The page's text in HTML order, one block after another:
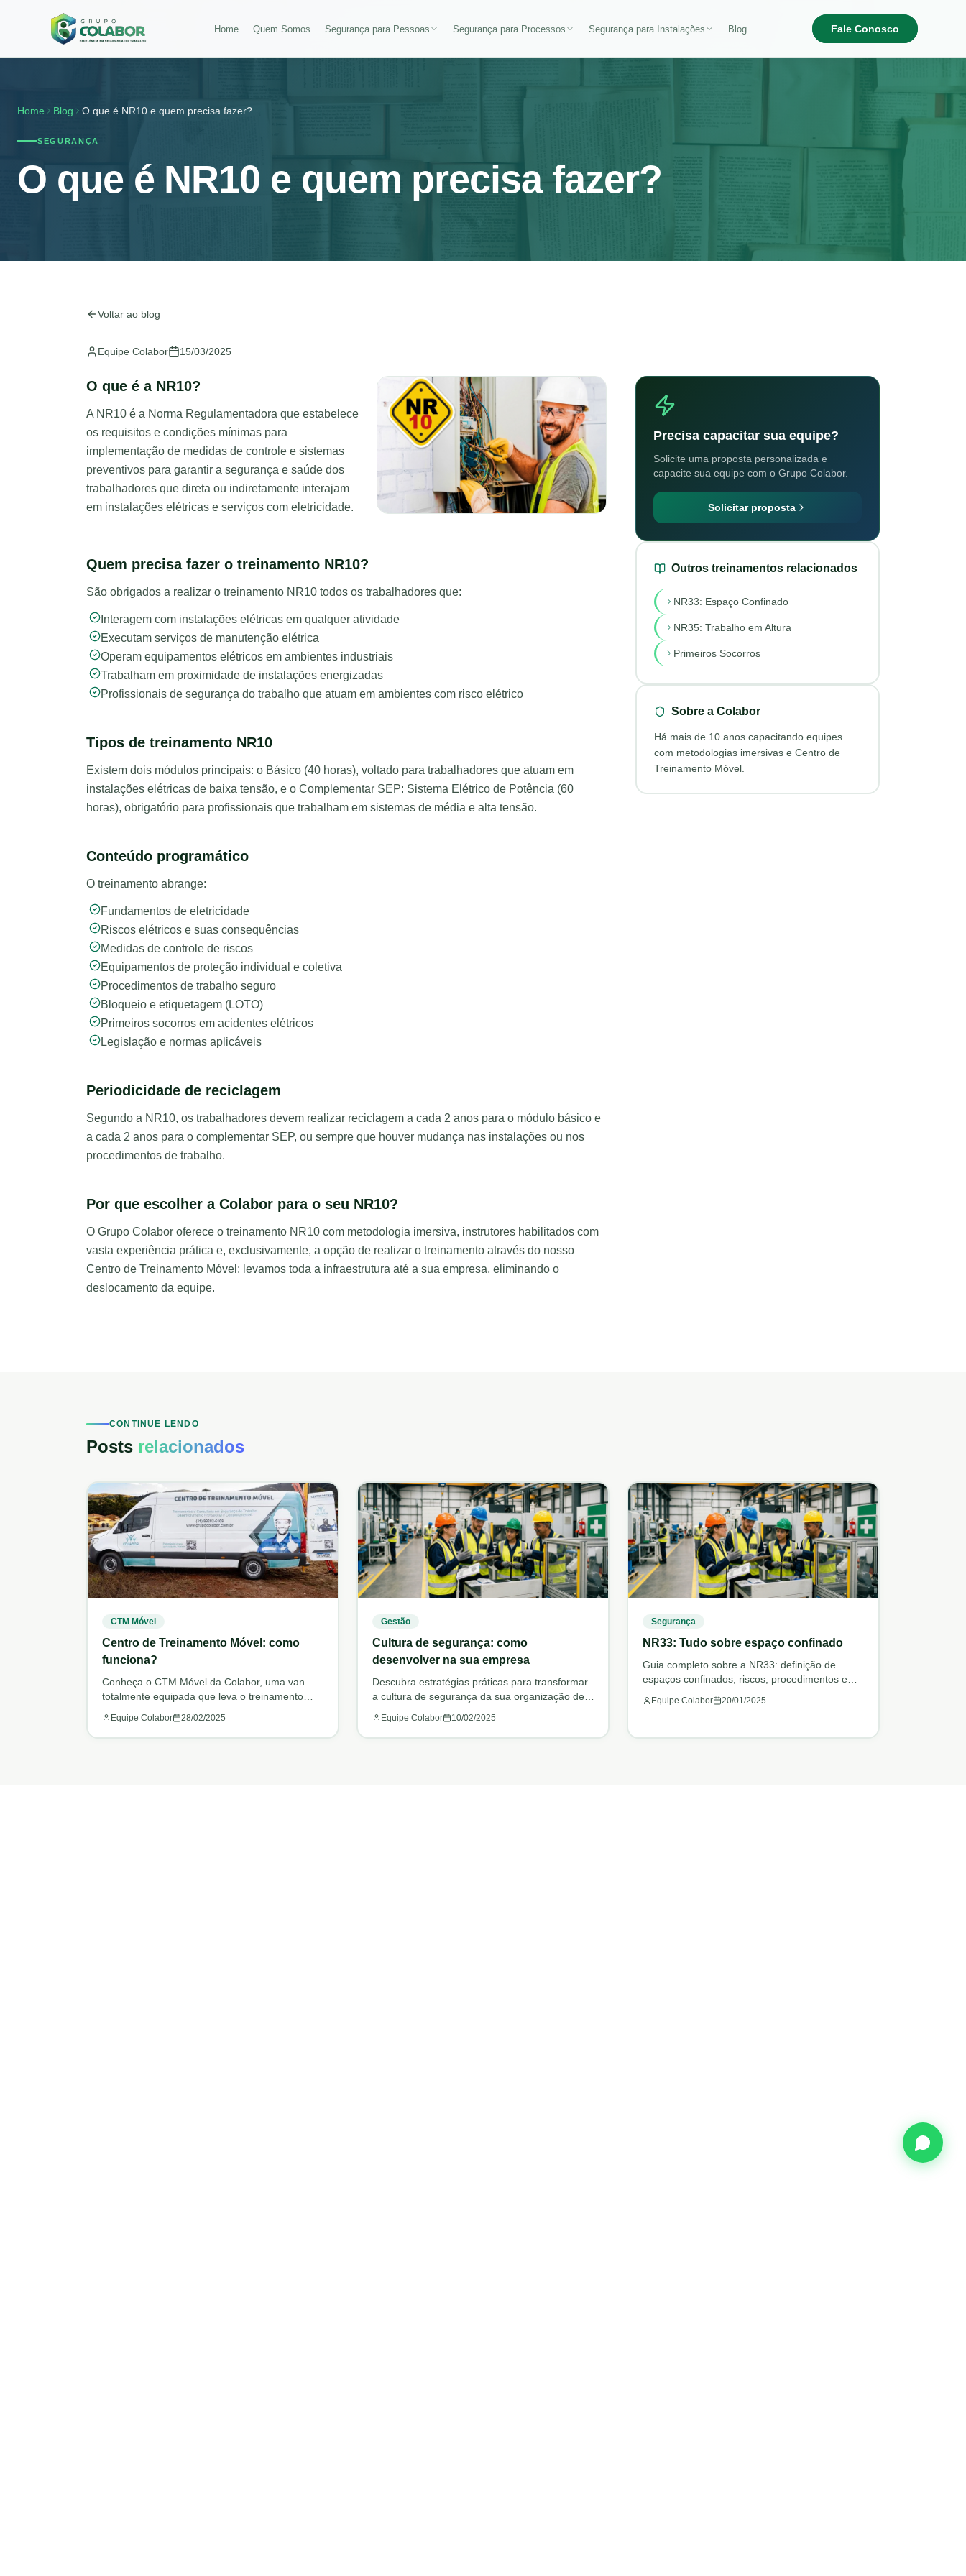
Home Quem Somos Segurança para Pessoas Segurança para Processos Segurança para Instalações Blog Fale Conosco
Home Blog O que é NR10 e quem precisa fazer?
SEGURANÇA
O que é NR10 e quem precisa fazer?
Voltar ao blog
Equipe Colabor 15/03/2025
O que é a NR10?
A NR10 é a Norma Regulamentadora que estabelece
os requisitos e condições mínimas para
implementação de medidas de controle e sistemas
preventivos para garantir a segurança e saúde dos
trabalhadores que direta ou indiretamente interajam
em instalações elétricas e serviços com eletricidade.
Quem precisa fazer o treinamento NR10?
São obrigados a realizar o treinamento NR10 todos os trabalhadores que:
Interagem com instalações elétricas em qualquer atividade
Executam serviços de manutenção elétrica
Operam equipamentos elétricos em ambientes industriais
Trabalham em proximidade de instalações energizadas
Profissionais de segurança do trabalho que atuam em ambientes com risco elétrico
Tipos de treinamento NR10
Existem dois módulos principais: o Básico (40 horas), voltado para trabalhadores que atuam em
instalações elétricas de baixa tensão, e o Complementar SEP: Sistema Elétrico de Potência (60
horas), obrigatório para profissionais que trabalham em sistemas de média e alta tensão.
Conteúdo programático
O treinamento abrange:
Fundamentos de eletricidade
Riscos elétricos e suas consequências
Medidas de controle de riscos
Equipamentos de proteção individual e coletiva
Procedimentos de trabalho seguro
Bloqueio e etiquetagem (LOTO)
Primeiros socorros em acidentes elétricos
Legislação e normas aplicáveis
Periodicidade de reciclagem
Segundo a NR10, os trabalhadores devem realizar reciclagem a cada 2 anos para o módulo básico e
a cada 2 anos para o complementar SEP, ou sempre que houver mudança nas instalações ou nos
procedimentos de trabalho.
Por que escolher a Colabor para o seu NR10?
O Grupo Colabor oferece o treinamento NR10 com metodologia imersiva, instrutores habilitados com
vasta experiência prática e, exclusivamente, a opção de realizar o treinamento através do nosso
Centro de Treinamento Móvel: levamos toda a infraestrutura até a sua empresa, eliminando o
deslocamento da equipe.
Precisa capacitar sua equipe?
Solicite uma proposta personalizada e
capacite sua equipe com o Grupo Colabor.
Solicitar proposta
Outros treinamentos relacionados
NR33: Espaço Confinado
NR35: Trabalho em Altura
Primeiros Socorros
Sobre a Colabor
Há mais de 10 anos capacitando equipes
com metodologias imersivas e Centro de
Treinamento Móvel.
CONTINUE LENDO
Posts relacionados
CTM Móvel
Centro de Treinamento Móvel: como
funciona?
Conheça o CTM Móvel da Colabor, uma van
totalmente equipada que leva o treinamento
Equipe Colabor 28/02/2025
Gestão
Cultura de segurança: como
desenvolver na sua empresa
Descubra estratégias práticas para transformar
a cultura de segurança da sua organização de
Equipe Colabor 10/02/2025
Segurança
NR33: Tudo sobre espaço confinado
Guia completo sobre a NR33: definição de
espaços confinados, riscos, procedimentos e
Equipe Colabor 20/01/2025